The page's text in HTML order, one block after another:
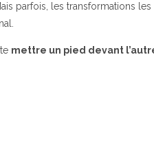
parfois, les transformations
mettre un pied devant